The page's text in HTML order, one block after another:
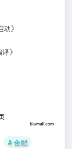
动》
译》
# 合肥